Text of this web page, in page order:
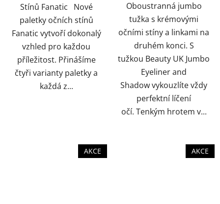
Stínů Fanatic Nové
paletky očních stínů
Fanatic vytvoří dokonalý
vzhled pro každou
příležitost. Přinášíme
čtyři varianty paletky a
každá z...
Oboustranná jumbo
tužka s krémovými
očními stíny a linkami na
druhém konci. S
tužkou Beauty UK Jumbo
Eyeliner and
Shadow vykouzlíte vždy
perfektní líčení
očí. Tenkým hrotem v...
AKCE AKCE